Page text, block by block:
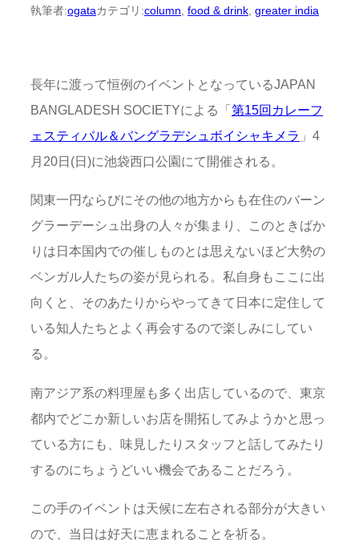
執筆者:ogataカテゴリ:column, food & drink, greater india
長年に渡って恒例のイベントとなっているJAPAN
BANGLADESH SOCIETYによる「第15回カレーフ
ェスティバル＆バングラデシュボイシャキメラ 」4
月20日(日)に池袋西口公園にて開催される。
関東一円ならびにその他の地方からも在住のバーン
グラーデーシュ出身の人々が集まり、このときばか
りは日本国内での催しものとは思えないほど大勢の
ベンガル人たちの姿が見られる。私自身もここに出
向くと、そのあたりからやってきて日本に定住して
いる知人たちとよく再会するので楽しみにしてい
る。
南アジア系の料理屋も多く出店しているので、東京
都内でどこか新しいお店を開拓してみようかと思っ
ている方にも、味見したりスタッフと話してみたり
するのにちょうどいい機会であることだろう。
この手のイベントは天候に左右される部分が大きい
ので、当日は好天に恵まれることを祈る。